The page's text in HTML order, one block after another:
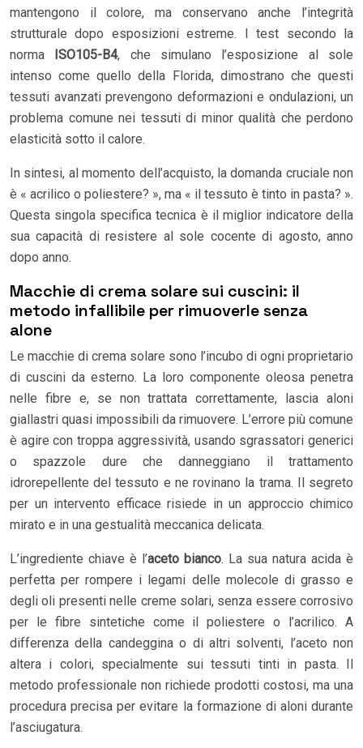
mantengono il colore, ma conservano anche l’integrità
strutturale dopo esposizioni estreme. I test secondo la
norma ISO105-B4, che simulano l’esposizione al sole
intenso come quello della Florida, dimostrano che questi
tessuti avanzati prevengono deformazioni e ondulazioni, un
problema comune nei tessuti di minor qualità che perdono
elasticità sotto il calore.
In sintesi, al momento dell’acquisto, la domanda cruciale non
è « acrilico o poliestere? », ma « il tessuto è tinto in pasta? ».
Questa singola specifica tecnica è il miglior indicatore della
sua capacità di resistere al sole cocente di agosto, anno
dopo anno.
Macchie di crema solare sui cuscini: il
metodo infallibile per rimuoverle senza
alone
Le macchie di crema solare sono l’incubo di ogni proprietario
di cuscini da esterno. La loro componente oleosa penetra
nelle fibre e, se non trattata correttamente, lascia aloni
giallastri quasi impossibili da rimuovere. L’errore più comune
è agire con troppa aggressività, usando sgrassatori generici
o spazzole dure che danneggiano il trattamento
idrorepellente del tessuto e ne rovinano la trama. Il segreto
per un intervento efficace risiede in un approccio chimico
mirato e in una gestualità meccanica delicata.
L’ingrediente chiave è l’aceto bianco. La sua natura acida è
perfetta per rompere i legami delle molecole di grasso e
degli oli presenti nelle creme solari, senza essere corrosivo
per le fibre sintetiche come il poliestere o l’acrilico. A
differenza della candeggina o di altri solventi, l’aceto non
altera i colori, specialmente sui tessuti tinti in pasta. Il
metodo professionale non richiede prodotti costosi, ma una
procedura precisa per evitare la formazione di aloni durante
l’asciugatura.